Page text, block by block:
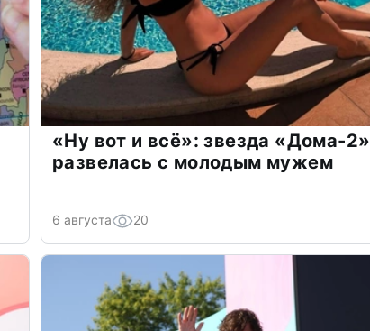
«Ну вот и всё»: звезда «Дома-2»
развелась с молодым мужем
6 августа 20